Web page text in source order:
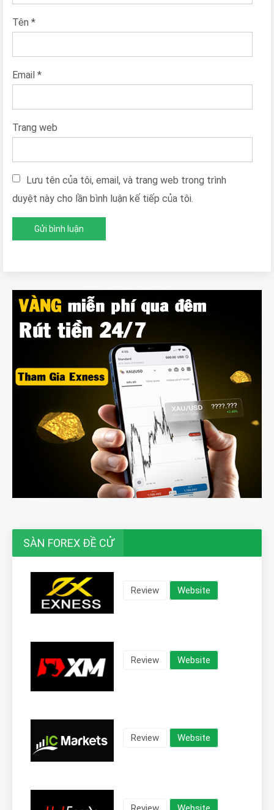
Tên *
Email *
Trang web
Lưu tên của tôi, email, và trang web trong trình
duyệt này cho lần bình luận kế tiếp của tôi.
SÀN FOREX ĐỀ CỬ
Review Website
Review Website
Review Website